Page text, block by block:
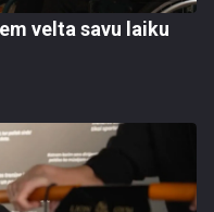
velta savu laiku